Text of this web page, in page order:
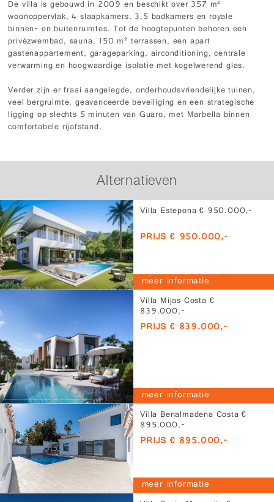
De villa is gebouwd in 2009 en beschikt over 357 m²
woonoppervlak, 4 slaapkamers, 3,5 badkamers en royale
binnen- en buitenruimtes. Tot de hoogtepunten behoren een
privézwembad, sauna, 150 m² terrassen, een apart
gastenappartement, garageparking, airconditioning, centrale
verwarming en hoogwaardige isolatie met kogelwerend glas.
Verder zijn er fraai aangelegde, onderhoudsvriendelijke tuinen,
veel bergruimte, geavanceerde beveiliging en een strategische
ligging op slechts 5 minuten van Guaro, met Marbella binnen
comfortabele rijafstand.
Alternatieven
Villa Estepona € 950.000,-
PRIJS € 950.000,-
meer informatie
Villa Mijas Costa €
839.000,-
PRIJS € 839.000,-
meer informatie
Villa Benalmadena Costa €
895.000,-
PRIJS € 895.000,-
meer informatie